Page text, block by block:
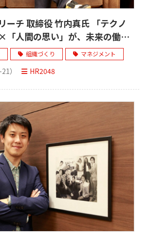
ーチ 取締役 竹内真氏 「テクノ
「人間の思い」が、未来の働き
組織づくり マネジメント
） HR2048